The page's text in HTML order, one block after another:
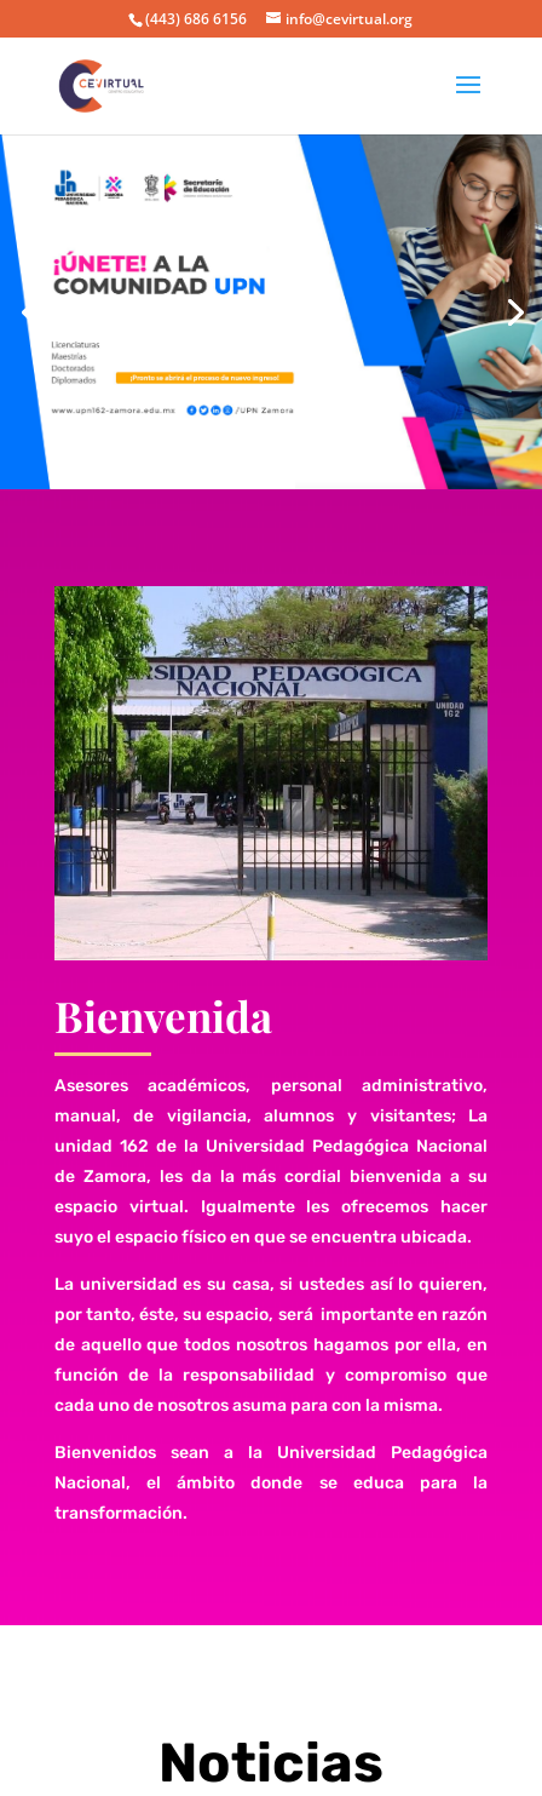
(443) 686 6156 info@cevirtual.org
Bienvenida
Asesores académicos, personal administrativo,
manual, de vigilancia, alumnos y visitantes; La
unidad 162 de la Universidad Pedagógica Nacional
de Zamora, les da la más cordial bienvenida a su
espacio virtual. Igualmente les ofrecemos hacer
suyo el espacio físico en que se encuentra ubicada.
La universidad es su casa, si ustedes así lo quieren,
por tanto, éste, su espacio, será importante en razón
de aquello que todos nosotros hagamos por ella, en
función de la responsabilidad y compromiso que
cada uno de nosotros asuma para con la misma.
Bienvenidos sean a la Universidad Pedagógica
Nacional, el ámbito donde se educa para la
transformación.
Noticias